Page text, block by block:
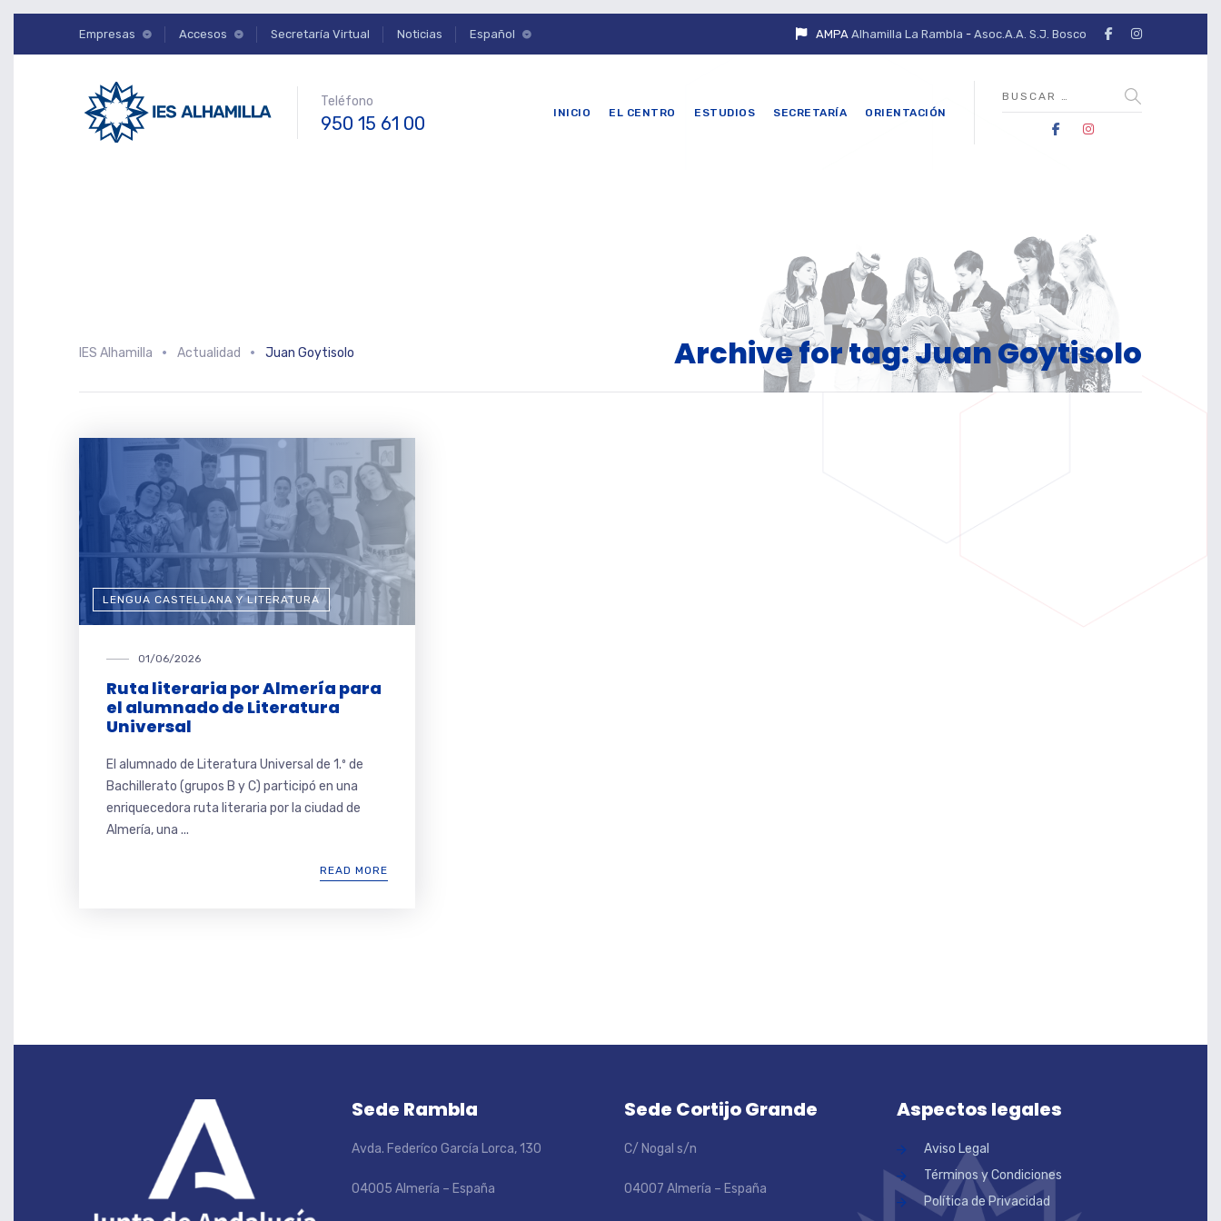
Empresas Accesos Secretaría Virtual Noticias Español AMPA Alhamilla La Rambla - Asoc.A.A. S.J. Bosco
Teléfono
950 15 61 00 INICIO EL CENTRO ESTUDIOS SECRETARÍA ORIENTACIÓN
Archive for tag: Juan Goytisolo
IES Alhamilla Actualidad Juan Goytisolo
LENGUA CASTELLANA Y LITERATURA
01/06/2026
Ruta literaria por Almería para
el alumnado de Literatura
Universal
El alumnado de Literatura Universal de 1.º de
Bachillerato (grupos B y C) participó en una
enriquecedora ruta literaria por la ciudad de
Almería, una ...
READ MORE
Sede Rambla
Avda. Federíco García Lorca, 130
04005 Almería – España
Sede Cortijo Grande
C/ Nogal s/n
04007 Almería – España
Aspectos legales
Aviso Legal
Términos y Condiciones
Política de Privacidad